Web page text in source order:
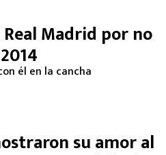
Madrid por no
él en la cancha
su amor al